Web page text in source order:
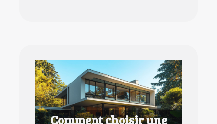
Comment choisir une